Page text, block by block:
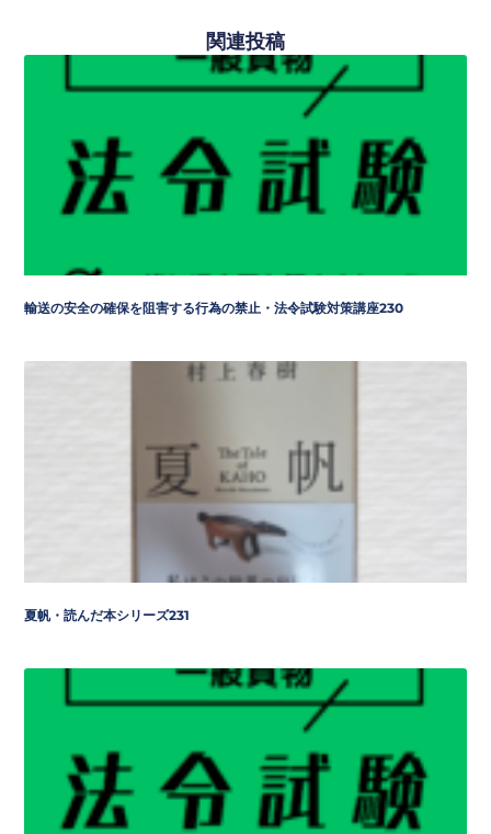
関連投稿
輸送の安全の確保を阻害する行為の禁止・法令試験対策講座230
夏帆・読んだ本シリーズ231